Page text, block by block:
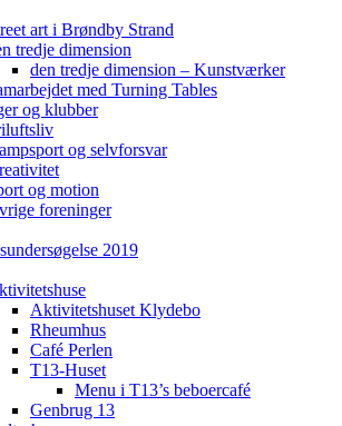
art i Brøndby Strand
tredje dimension
den tredje dimension – Kunstværker
med Turning Tables
og klubber
og selvforsvar
og motion
foreninger
2019
Aktivitetshuset Klydebo
Rheumhus
Café Perlen
T13-Huset
Menu i T13’s beboercafé
Genbrug 13